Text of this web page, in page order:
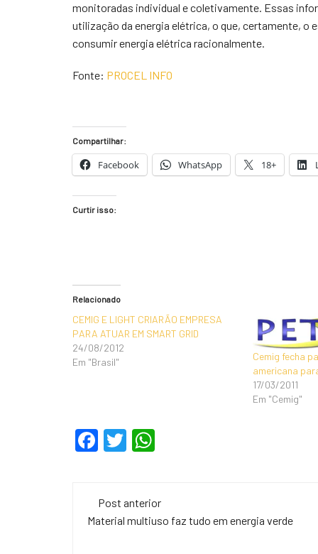
monitoradas individual e coletivamente. Essas
utilização da energia elétrica, o que, certamente,
consumir energia elétrica racionalmente.
Fonte: PROCEL INFO
Compartilhar:
Facebook WhatsApp 18+
Curtir isso:
Relacionado
CEMIG E LIGHT CRIARÃO EMPRESA
PARA ATUAR EM SMART GRID
24/08/2012
Em "Brasil"
Cemig fecha
americana
17/03/2011
Em "Cemig"
F
e
b
T
er s
A
Navegação
de
Post anterior
Material multiuso faz tudo em energia verde